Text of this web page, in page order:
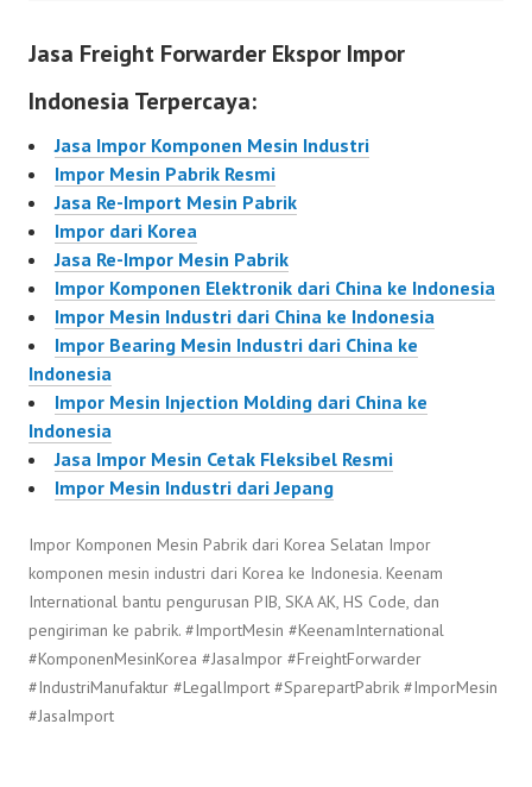
Jasa Freight Forwarder Ekspor Impor
Indonesia Terpercaya:
Jasa Impor Komponen Mesin Industri
Impor Mesin Pabrik Resmi
Jasa Re-Import Mesin Pabrik
Impor dari Korea
Jasa Re-Impor Mesin Pabrik
Impor Komponen Elektronik dari China ke Indonesia
Impor Mesin Industri dari China ke Indonesia
Impor Bearing Mesin Industri dari China ke
Indonesia
Impor Mesin Injection Molding dari China ke
Indonesia
Jasa Impor Mesin Cetak Fleksibel Resmi
Impor Mesin Industri dari Jepang
Impor Komponen Mesin Pabrik dari Korea Selatan Impor
komponen mesin industri dari Korea ke Indonesia. Keenam
International bantu pengurusan PIB, SKA AK, HS Code, dan
pengiriman ke pabrik. #ImportMesin #KeenamInternational
#KomponenMesinKorea #JasaImpor #FreightForwarder
#IndustriManufaktur #LegalImport #SparepartPabrik #ImporMesin
#JasaImport